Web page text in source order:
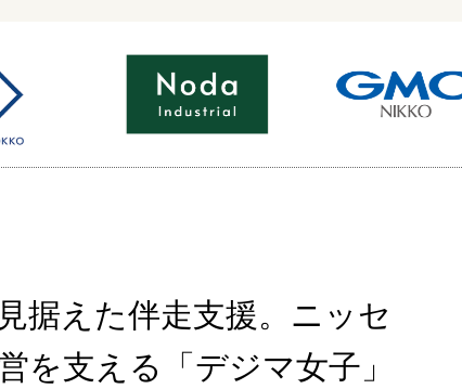
据えた伴走支援。ニッセ
を支える「デジマ女子」